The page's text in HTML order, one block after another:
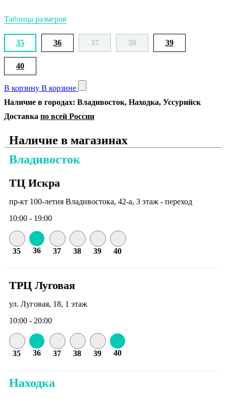
Таблица размеров
35 36 37 38 39
40
В корзину В корзине
Наличие в городах: Владивосток, Находка, Уссурийск
Доставка по всей России
Наличие в магазинах
Владивосток
ТЦ Искра
пр-кт 100-летия Владивостока, 42-а, 3 этаж - переход
10:00 - 19:00
35 36 37 38 39 40
ТРЦ Луговая
ул. Луговая, 18, 1 этаж
10:00 - 20:00
35 36 37 38 39 40
Находка